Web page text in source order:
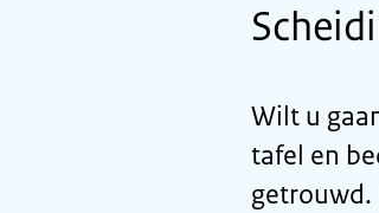
Wilt u
tafel en
getrouwd.